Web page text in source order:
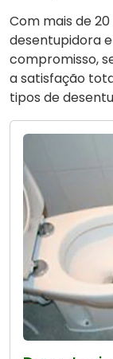
Com mais de
desentupidora
compromisso,
a satisfação
tipos de